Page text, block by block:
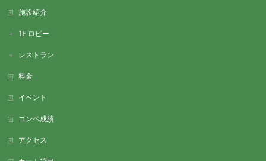
施設紹介
1F ロビー
レストラン
料金
イベント
コンペ成績
アクセス